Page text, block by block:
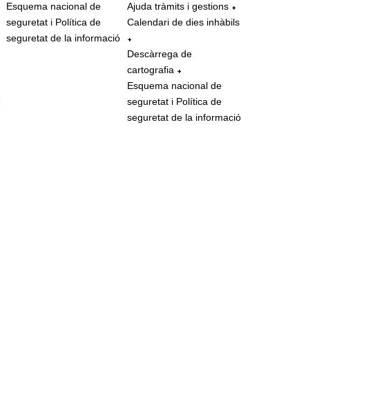
Esquema nacional de
seguretat i Política de
seguretat de la informació
Ajuda tràmits i gestions
Calendari de dies inhàbils
Descàrrega de
cartografia
Esquema nacional de
seguretat i Política de
seguretat de la informació